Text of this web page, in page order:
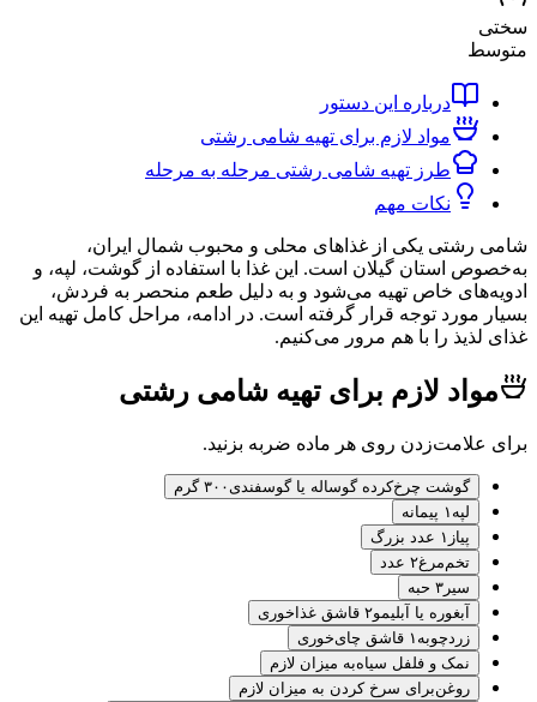
درباره این دستور
مواد لازم برای تهیه شامی رشتی
طرز تهیه شامی رشتی مرحله به مرحله
نکات مهم
یکی از غذاهای محلی و محبوب شمال ایران،
استان گیلان است. این غذا با استفاده از گوشت، لپه، و
خاص تهیه می‌شود و به دلیل طعم منحصر به فردش،
توجه قرار گرفته است. در ادامه، مراحل کامل تهیه این
را با هم مرور می‌کنیم.
لازم برای تهیه شامی رشتی
روی هر ماده ضربه بزنید.
گوشت چرخ‌کرده گوساله یا گوسفندی۳۰۰ گرم
۱ عدد بزرگ
تخم‌مرغ
۲ عدد
۳ حبه
آبغوره یا آبلیمو ۲ قاشق غذاخوری
زردچوبه
۱ قاشق چای‌خوری
نمک و فلفل سیاهبه میزان لازم
روغن برای سرخ کردن به میزان لازم